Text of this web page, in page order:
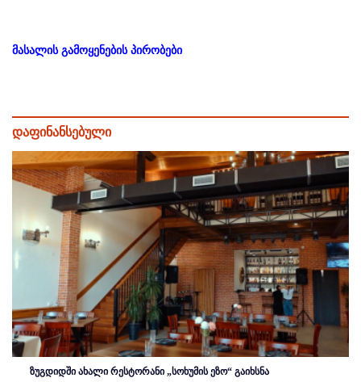
მასალის გამოყენების პირობები
დაფინანსებული
ზუგდიდში ახალი რესტორანი „სოხუმის ეზო“ გაიხსნა